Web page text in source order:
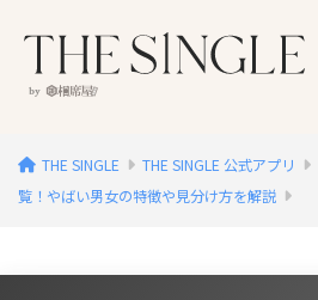
THE SINGLE THE SINGLE 公式アプリ
覧！やばい男女の特徴や見分け方を解説